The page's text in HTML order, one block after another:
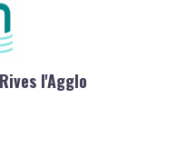
l'Agglo